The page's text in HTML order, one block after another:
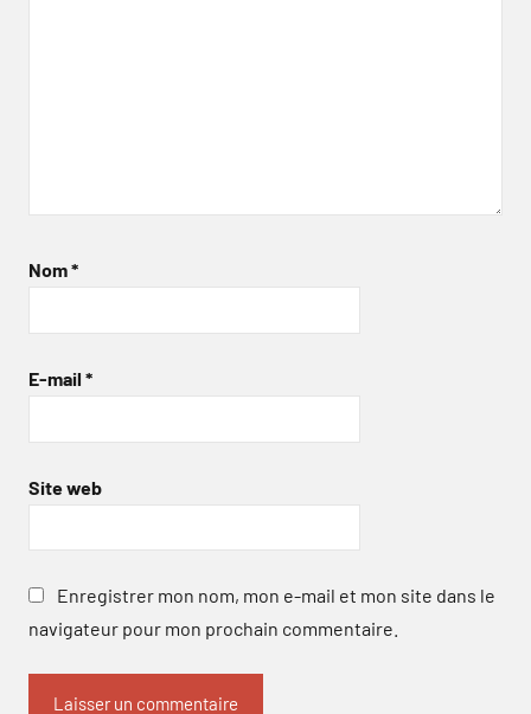
Nom*
E-mail *
Site web
Enregistrer mon nom, mon e-mail et mon site dans le
navigateur pour mon prochain commentaire.